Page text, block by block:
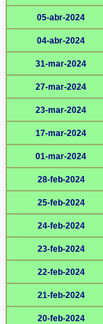
05-abr-2024
04-abr-2024
31-mar-2024
27-mar-2024
23-mar-2024
17-mar-2024
01-mar-2024
28-feb-2024
25-feb-2024
24-feb-2024
23-feb-2024
22-feb-2024
21-feb-2024
20-feb-2024